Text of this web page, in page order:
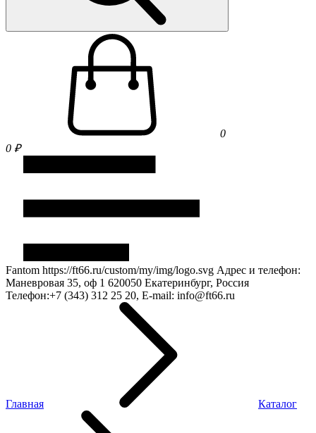
0
0 ₽
Fantom https://ft66.ru/custom/my/img/logo.svg Адрес и телефон:
Маневровая 35, оф 1 620050 Екатеринбург, Россия
Телефон:+7 (343) 312 25 20, E-mail: info@ft66.ru
Главная Каталог